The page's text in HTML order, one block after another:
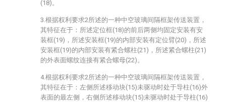
(18)。
3.根据权利要求2所述的一种中空玻璃间隔框架传送装置，
其特征在于：所述定位框(18)的前后两侧均固定安装有安
装框(19)，所述安装框(19)的内部安装有定位臂(20)，所述
安装框(19)的内部安装有紧合螺柱(21)，所述紧合螺柱(21)
的外表面螺纹连接有紧合螺母(22)。
4.根据权利要求2所述的一种中空玻璃间隔框架传送装置，
其特征在于：左侧所述移动块(15)未驱动时处于导柱(16)外
表面的最左侧，右侧所述移动块(15)未驱动时处于导柱(16)